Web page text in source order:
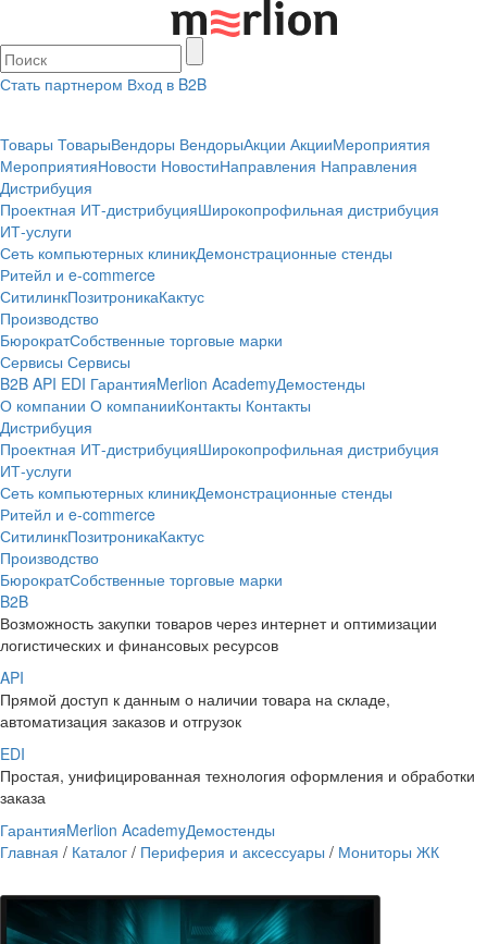
Стать партнером Вход в B2B
Товары ТоварыВендоры ВендорыАкции АкцииМероприятия
МероприятияНовости НовостиНаправления Направления
Дистрибуция
Проектная ИТ-дистрибуцияШирокопрофильная дистрибуция
ИТ-услуги
Сеть компьютерных клиникДемонстрационные стенды
Ритейл и e-commerce
СитилинкПозитроникаКактус
Производство
БюрократСобственные торговые марки
Сервисы Сервисы
B2B API EDI ГарантияMerlion AcademyДемостенды
О компании О компанииКонтакты Контакты
Дистрибуция
Проектная ИТ-дистрибуцияШирокопрофильная дистрибуция
ИТ-услуги
Сеть компьютерных клиникДемонстрационные стенды
Ритейл и e-commerce
СитилинкПозитроникаКактус
Производство
БюрократСобственные торговые марки
B2B
Возможность закупки товаров через интернет и оптимизации
логистических и финансовых ресурсов
API
Прямой доступ к данным о наличии товара на складе,
автоматизация заказов и отгрузок
EDI
Простая, унифицированная технология оформления и обработки
заказа
ГарантияMerlion AcademyДемостенды
Главная / Каталог / Периферия и аксессуары / Мониторы ЖК